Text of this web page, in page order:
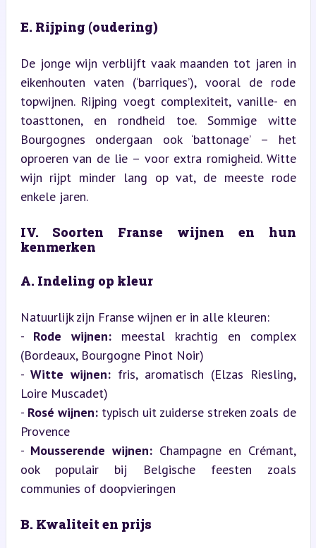
E. Rijping (oudering)
De jonge wijn verblijft vaak maanden tot jaren in
eikenhouten vaten (‘barriques’), vooral de rode
topwijnen. Rijping voegt complexiteit, vanille- en
toasttonen, en rondheid toe. Sommige witte
Bourgognes ondergaan ook ‘battonage’ – het
oproeren van de lie – voor extra romigheid. Witte
wijn rijpt minder lang op vat, de meeste rode
enkele jaren.
IV. Soorten Franse wijnen en hun
kenmerken
A. Indeling op kleur
Natuurlijk zijn Franse wijnen er in alle kleuren:
- Rode wijnen: meestal krachtig en complex
(Bordeaux, Bourgogne Pinot Noir)
- Witte wijnen: fris, aromatisch (Elzas Riesling,
Loire Muscadet)
- Rosé wijnen: typisch uit zuiderse streken zoals de
Provence
- Mousserende wijnen: Champagne en Crémant,
ook populair bij Belgische feesten zoals
communies of doopvieringen
B. Kwaliteit en prijs